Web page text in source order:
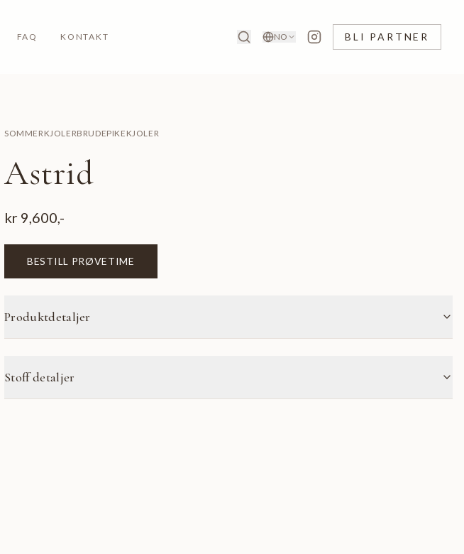
FAQ KONTAKT NO BLI PARTNER
SOMMERKJOLERBRUDEPIKEKJOLER
Astrid
kr 9,600,-
BESTILL PRØVETIME
Produktdetaljer
Stoff detaljer